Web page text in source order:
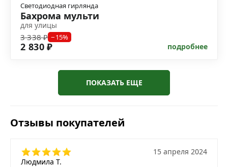
Светодиодная гирлянда
Бахрома мульти
для улицы
3 338 ₽ −15%
2 830 ₽ подробнее
ПОКАЗАТЬ ЕЩЕ
Отзывы покупателей
Людмила Т.
15 апреля 2024